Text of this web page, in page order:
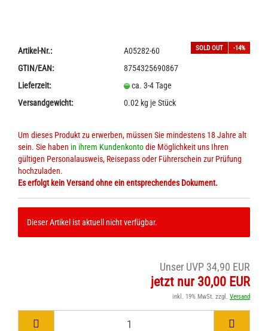
SOLD OUT -14%
Artikel-Nr.:
A05282-60
GTIN/EAN:
8754325690867
Lieferzeit:
ca. 3-4 Tage
Versandgewicht:
0.02 kg je Stück
Um dieses Produkt zu erwerben, müssen Sie mindestens 18 Jahre alt
sein. Sie haben in ihrem Kundenkontodie Möglichkeit uns Ihren
gültigen Personalausweis, Reisepass oder Führerschein zur Prüfung
hochzuladen.
Es erfolgt kein Versand ohne ein entsprechendes Dokument.
Dieser Artikel ist aktuell nicht verfügbar.
Unser UVP 34,90 EUR
jetzt nur 30,00 EUR
inkl. 19% MwSt. zzgl. Versand